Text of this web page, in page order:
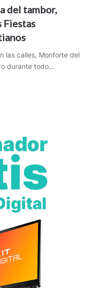
del tambor,
Fiestas
las calles, Monforte del
durante todo…